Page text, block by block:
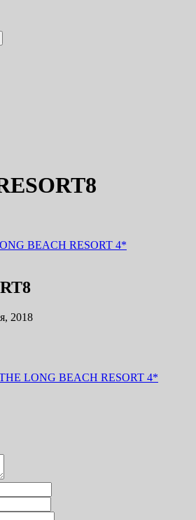
BEACH RESORT 4*
2018
LONG BEACH RESORT 4*